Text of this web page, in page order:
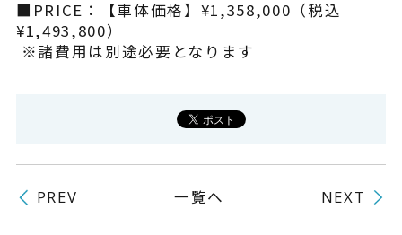
■PRICE：【車体価格】¥1,358,000（税込
¥1,493,800）
※諸費用は別途必要となります
PREV 一覧へ NEXT